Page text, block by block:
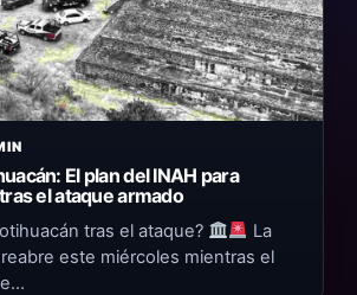
El plan del INAH para
el ataque armado
tras el ataque?
La
este miércoles mientras el